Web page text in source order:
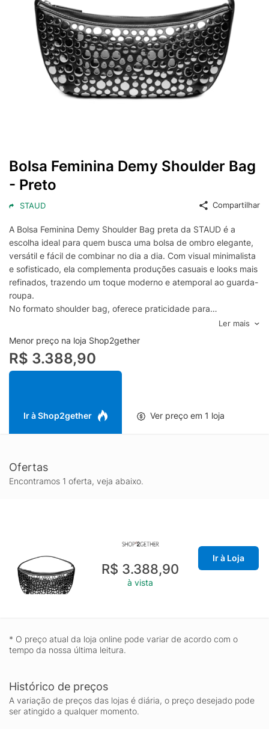
Bolsa Feminina Demy Shoulder Bag
- Preto
STAUD Compartilhar
A Bolsa Feminina Demy Shoulder Bag preta da STAUD é a
escolha ideal para quem busca uma bolsa de ombro elegante,
versátil e fácil de combinar no dia a dia. Com visual minimalista
e sofisticado, ela complementa produções casuais e looks mais
refinados, trazendo um toque moderno e atemporal ao guarda-
roupa.
No formato shoulder bag, oferece praticidade para
acompanhar a rotina, mantendo seus itens essenciais sempre
por perto com conforto no uso. A cor preta reforça a proposta
clássica e garante combinações certeiras com diferentes estilos
e ocasiões, do trabalho ao jantar.
Assinada pela STAUD, a Demy Shoulder Bag se destaca como
opção perfeita para elevar o visual com discrição e
Ler mais
Menor preço na loja Shop2gether
R$ 3.388,90
Ir à Shop2gether Ver preço em 1 loja
Ofertas
Encontramos 1 oferta, veja abaixo.
R$ 3.388,90
à vista
Ir à Loja
* O preço atual da loja online pode variar de acordo com o
tempo da nossa última leitura.
Histórico de preços
A variação de preços das lojas é diária, o preço desejado pode
ser atingido a qualquer momento.